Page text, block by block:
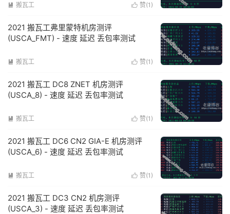
 赞(1 )
 搬瓦工
2021 搬瓦工弗里蒙特机房测评
(USCA_FMT) - 速度 延迟 丢包率测试
 赞(1 )
 搬瓦工
2021 搬瓦工 DC8 ZNET 机房测评
(USCA_8) - 速度 延迟 丢包率测试
 赞(1 )
 搬瓦工
2021 搬瓦工 DC6 CN2 GIA-E 机房测评
(USCA_6) - 速度 延迟 丢包率测试
 赞(1 )
 搬瓦工
2021 搬瓦工 DC3 CN2 机房测评
(USCA_3) - 速度 延迟 丢包率测试